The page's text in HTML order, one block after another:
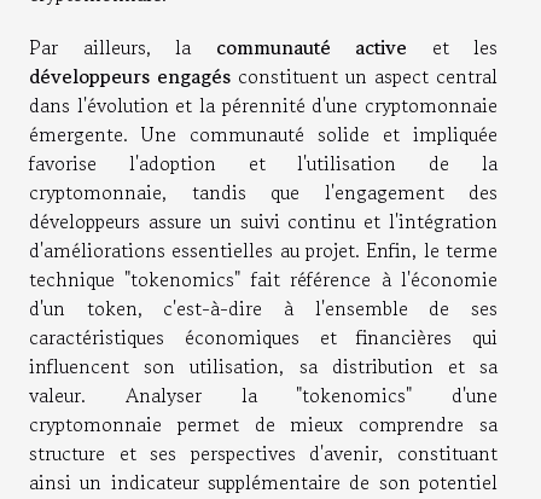
Par ailleurs, la communauté active et les
développeurs engagés constituent un aspect central
dans l'évolution et la pérennité d'une cryptomonnaie
émergente. Une communauté solide et impliquée
favorise l'adoption et l'utilisation de la
cryptomonnaie, tandis que l'engagement des
développeurs assure un suivi continu et l'intégration
d'améliorations essentielles au projet. Enfin, le terme
technique "tokenomics" fait référence à l'économie
d'un token, c'est-à-dire à l'ensemble de ses
caractéristiques économiques et financières qui
influencent son utilisation, sa distribution et sa
valeur. Analyser la "tokenomics" d'une
cryptomonnaie permet de mieux comprendre sa
structure et ses perspectives d'avenir, constituant
ainsi un indicateur supplémentaire de son potentiel